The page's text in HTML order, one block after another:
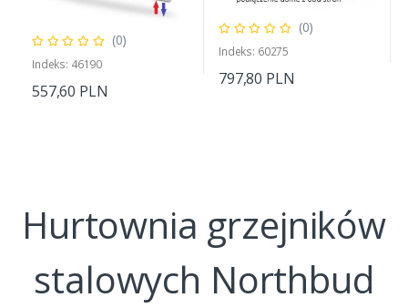
(0)
Indeks: 46190
557,60 PLN
(0)
Indeks: 60275
797,80 PLN
Hurtownia grzejników
stalowych Northbud